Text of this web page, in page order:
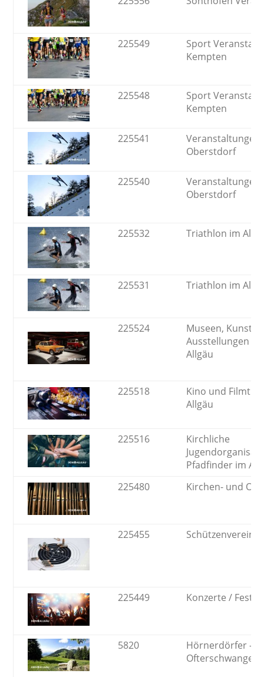
225549
Sport
Kempten
225548
Sport
Kempten
225541
Veranstaltungen
Oberstdorf
225540
Veranstaltungen
Oberstdorf
225532 Triathlon im
225531 Triathlon im
225524
Museen, Kunst
Ausstellungen
Allgäu
225518
Kino und
Allgäu
225516
Kirchliche
Pfadfinder im
225480
Kirchen- und
225455 Schützenvereine
225449 Konzerte /
5820
Hörnerdörfer -
Ofterschwanger